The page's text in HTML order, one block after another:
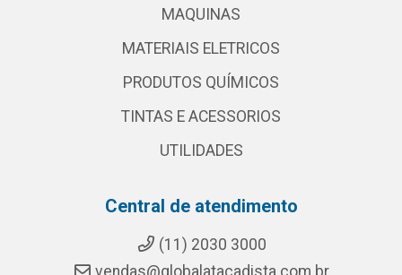
MAQUINAS
MATERIAIS ELETRICOS
PRODUTOS QUÍMICOS
TINTAS E ACESSORIOS
UTILIDADES
Central de atendimento
(11) 2030 3000
vendas@globalatacadista.com.br